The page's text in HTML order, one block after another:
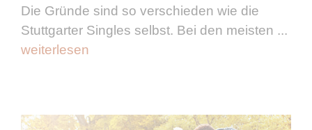
Die Gründe sind so verschieden wie die
Stuttgarter Singles selbst. Bei den meisten ...
weiterlesen